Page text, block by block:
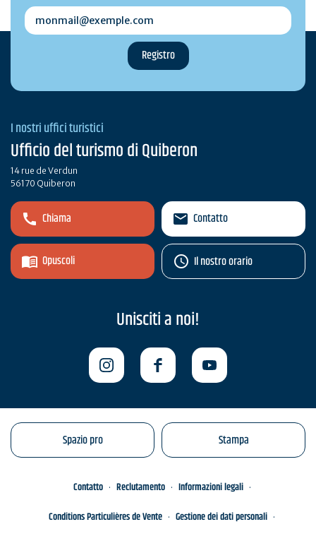
monmail@exemple.com
I nostri uffici turistici
Ufficio del turismo di Quiberon
14 rue de Verdun
56170 Quiberon
Chiama
Opuscoli
Contatto
Il nostro orario
Unisciti a noi!
Spazio pro Stampa
Contatto Reclutamento
Informazioni legali
Conditions Particulières de Vente
Gestione dei dati personali